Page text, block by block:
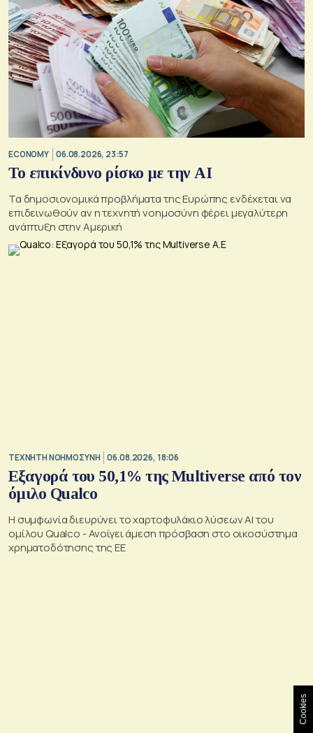
ECONOMY 06.08.2026, 23:57
Το επικίνδυνο ρίσκο με την ΑΙ
Τα δημοσιονομικά προβλήματα της Ευρώπης ενδέχεται να
επιδεινωθούν αν η τεχνητή νοημοσύνη φέρει μεγαλύτερη
ανάπτυξη στην Αμερική
TΕΧΝΗΤΗ ΝΟΗΜΟΣΥΝΗ 06.08.2026, 18:06
Εξαγορά του 50,1% της Multiverse από τον
όμιλο Qualco
Η συμφωνία διευρύνει το χαρτοφυλάκιο λύσεων ΑΙ του
ομίλου Qualco - Ανοίγει άμεση πρόσβαση στο οικοσύστημα
χρηματοδότησης της ΕΕ
Cookies